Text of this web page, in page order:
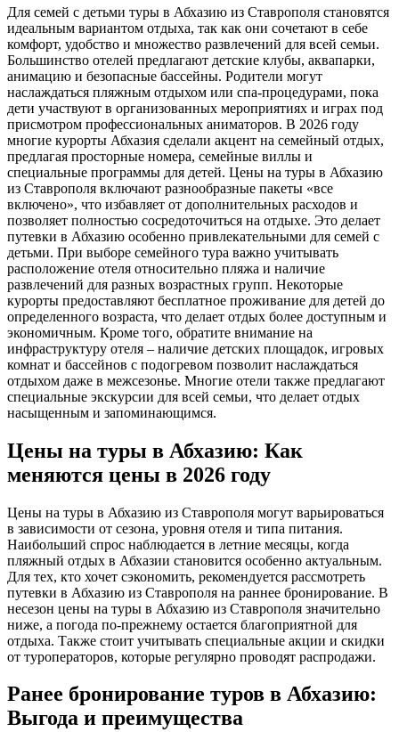
Для семей с детьми туры в Абхазию из Ставрополя становятся
идеальным вариантом отдыха, так как они сочетают в себе
комфорт, удобство и множество развлечений для всей семьи.
Большинство отелей предлагают детские клубы, аквапарки,
анимацию и безопасные бассейны. Родители могут
наслаждаться пляжным отдыхом или спа-процедурами, пока
дети участвуют в организованных мероприятиях и играх под
присмотром профессиональных аниматоров. В 2026 году
многие курорты Абхазия сделали акцент на семейный отдых,
предлагая просторные номера, семейные виллы и
специальные программы для детей. Цены на туры в Абхазию
из Ставрополя включают разнообразные пакеты «все
включено», что избавляет от дополнительных расходов и
позволяет полностью сосредоточиться на отдыхе. Это делает
путевки в Абхазию особенно привлекательными для семей с
детьми. При выборе семейного тура важно учитывать
расположение отеля относительно пляжа и наличие
развлечений для разных возрастных групп. Некоторые
курорты предоставляют бесплатное проживание для детей до
определенного возраста, что делает отдых более доступным и
экономичным. Кроме того, обратите внимание на
инфраструктуру отеля – наличие детских площадок, игровых
комнат и бассейнов с подогревом позволит наслаждаться
отдыхом даже в межсезонье. Многие отели также предлагают
специальные экскурсии для всей семьи, что делает отдых
насыщенным и запоминающимся.
Цены на туры в Абхазию: Как
меняются цены в 2026 году
Цены на туры в Абхазию из Ставрополя могут варьироваться
в зависимости от сезона, уровня отеля и типа питания.
Наибольший спрос наблюдается в летние месяцы, когда
пляжный отдых в Абхазии становится особенно актуальным.
Для тех, кто хочет сэкономить, рекомендуется рассмотреть
путевки в Абхазию из Ставрополя на раннее бронирование. В
несезон цены на туры в Абхазию из Ставрополя значительно
ниже, а погода по-прежнему остается благоприятной для
отдыха. Также стоит учитывать специальные акции и скидки
от туроператоров, которые регулярно проводят распродажи.
Ранее бронирование туров в Абхазию:
Выгода и преимущества